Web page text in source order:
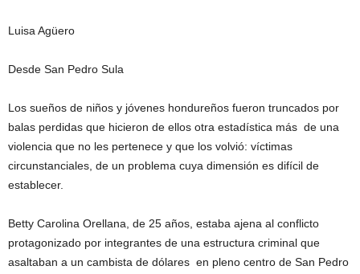
Luisa Agüero
Desde San Pedro Sula
Los sueños de niños y jóvenes hondureños fueron truncados por
balas perdidas que hicieron de ellos otra estadística más de una
violencia que no les pertenece y que los volvió: víctimas
circunstanciales, de un problema cuya dimensión es difícil de
establecer.
Betty Carolina Orellana, de 25 años, estaba ajena al conflicto
protagonizado por integrantes de una estructura criminal que
asaltaban a un cambista de dólares en pleno centro de San Pedro